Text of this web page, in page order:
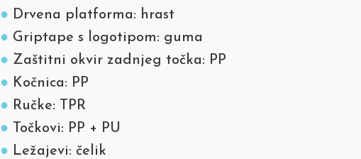
● Drvena platforma: hrast
● Griptape s logotipom: guma
● Zaštitni okvir zadnjeg točka: PP
● Kočnica: PP
● Ručke: TPR
● Točkovi: PP + PU
● Ležajevi: čelik